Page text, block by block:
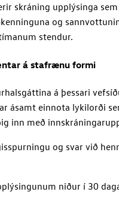
skráning upplýsinga
og
stendur.
á stafrænu formi
á þessari
ásamt einnota lykilorði
inn með
og svar við
niður í 30